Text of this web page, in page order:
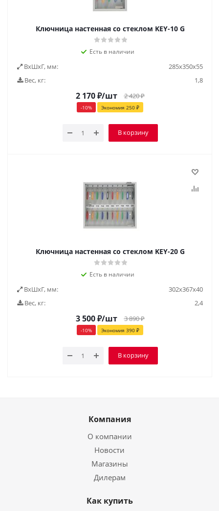
Ключница настенная со стеклом KEY-10 G
Есть в наличии
ВxШxГ, мм:
285х350х55
Вес, кг:
1,8
2 170₽/шт 2 420₽
-10% Экономия 250 ₽
В корзину
Ключница настенная со стеклом KEY-20 G
Есть в наличии
ВxШxГ, мм:
302x367x40
Вес, кг:
2,4
3 500₽/шт 3 890₽
-10% Экономия 390 ₽
В корзину
Компания
О компании
Новости
Магазины
Дилерам
Как купить